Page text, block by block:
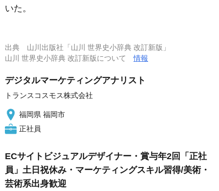
いた。
出典 山川出版社「山川 世界史小辞典 改訂新版」
山川 世界史小辞典 改訂新版について情報
デジタルマーケティングアナリスト
トランスコスモス株式会社
福岡県 福岡市
正社員
ECサイトビジュアルデザイナー・賞与年2回「正社
員」土日祝休み・マーケティングスキル習得/美術・
芸術系出身歓迎